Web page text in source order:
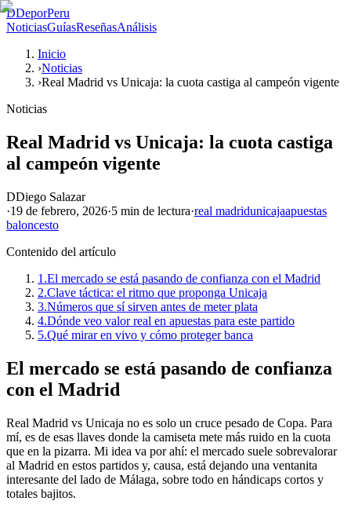
DDeporPeru
NoticiasGuíasReseñasAnálisis
Inicio
›Noticias
›Real Madrid vs Unicaja: la cuota castiga al campeón vigente
Noticias
Real Madrid vs Unicaja: la cuota castiga
al campeón vigente
DDiego Salazar
·19 de febrero, 2026·5 min de lectura·real madridunicajaapuestas
baloncesto
Contenido del artículo
1.El mercado se está pasando de confianza con el Madrid
2.Clave táctica: el ritmo que proponga Unicaja
3.Números que sí sirven antes de meter plata
4.Dónde veo valor real en apuestas para este partido
5.Qué mirar en vivo y cómo proteger banca
El mercado se está pasando de confianza
con el Madrid
Real Madrid vs Unicaja no es solo un cruce pesado de Copa. Para
mí, es de esas llaves donde la camiseta mete más ruido en la cuota
que en la pizarra. Mi idea va por ahí: el mercado suele sobrevalorar
al Madrid en estos partidos y, causa, está dejando una ventanita
interesante del lado de Málaga, sobre todo en hándicaps cortos y
totales bajitos.